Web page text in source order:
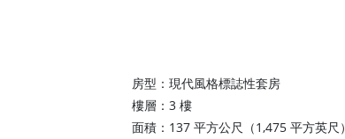
房型：現代風格標誌性套房
樓層：3 樓
面積：137 平方公尺（1,475 平方英尺）